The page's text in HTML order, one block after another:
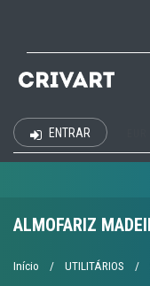
ENTRAR
ALMOFARIZ
Início / UTILITÁRIOS /